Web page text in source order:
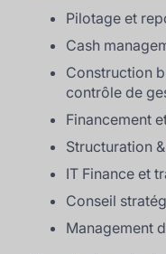
Pilotage et
Cash
Construction
contrôle de
Financement
Structuration
IT Finance et
Conseil
Management